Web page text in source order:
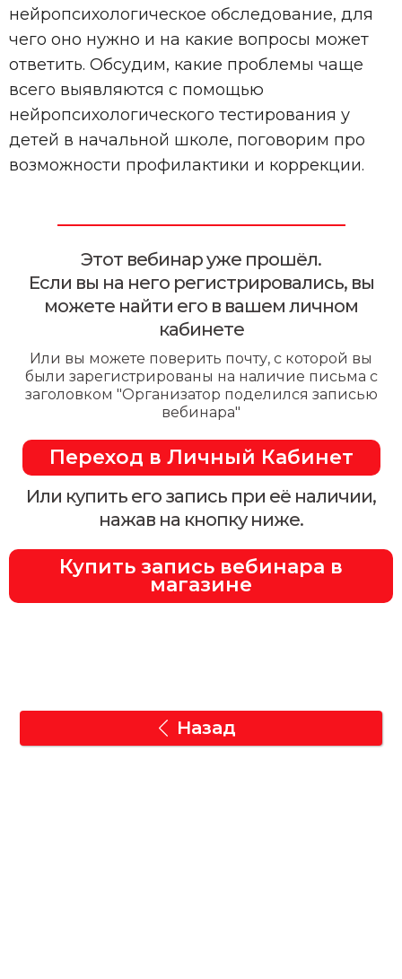
нейропсихологическое обследование, для
чего оно нужно и на какие вопросы может
ответить. Обсудим, какие проблемы чаще
всего выявляются с помощью
нейропсихологического тестирования у
детей в начальной школе, поговорим про
возможности профилактики и коррекции.
Этот вебинар уже прошёл.
Если вы на него регистрировались, вы
можете найти его в вашем личном
кабинете
Или вы можете поверить почту, с которой вы
были зарегистрированы на наличие письма с
заголовком "Организатор поделился записью
вебинара"
Переход в Личный Кабинет
Или купить его запись при её наличии,
нажав на кнопку ниже.
Купить запись вебинара в
магазине
Назад